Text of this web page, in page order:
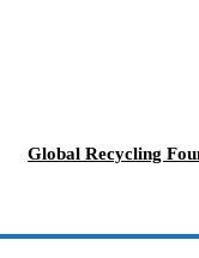
Global Recycling